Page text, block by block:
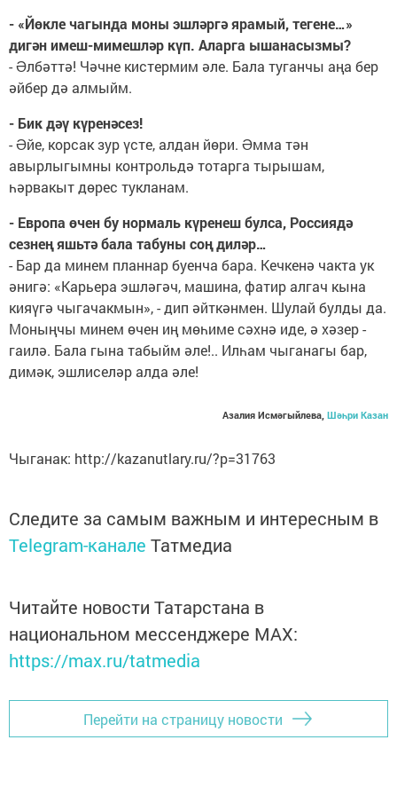
- «Йөкле чагында моны эшләргә ярамый, тегене…»
дигән имеш-мимешләр күп. Аларга ышанасызмы?
- Əлбәттә! Чәчне кистермим әле. Бала туганчы аңа бер
әйбер дә алмыйм.
- Бик дәү күренәсез!
- Əйе, корсак зур үсте, алдан йөри. Əмма тән
авырлыгымны контрольдә тотарга тырышам,
һәрвакыт дөрес тукланам.
- Европа өчен бу нормаль күренеш булса, Россиядә
сезнең яшьтә бала табуны соң диләр…
- Бар да минем планнар буенча бара. Кечкенә чакта ук
әнигә: «Карьера эшләгәч, машина, фатир алгач кына
кияүгә чыгачакмын», - дип әйткәнмен. Шулай булды да.
Моныңчы минем өчен иң мөһиме сәхнә иде, ә хәзер -
гаилә. Бала гына табыйм әле!.. Илһам чыганагы бар,
димәк, эшлиселәр алда әле!
Азалия Исмәгыйлева, Шәһри Казан
Чыганак: http://kazanutlary.ru/?p=31763
Следите за самым важным и интересным в
Telegram-канале Татмедиа
Читайте новости Татарстана в
национальном мессенджере MАХ:
https://max.ru/tatmedia
Перейти на страницу новости